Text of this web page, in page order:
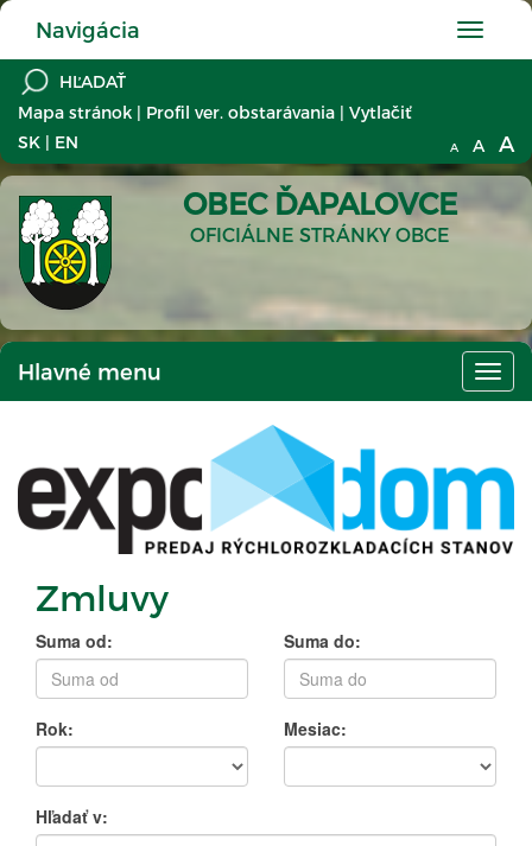
Hlavné
menu
Navigácia
Mapa stránok | Profil ver. obstarávania | Vytlačiť
SK | EN A A A
OBEC ĎAPALOVCE
OFICIÁLNE STRÁNKY OBCE
Hlavné menu
Zmluvy
Suma od: Suma do:
Rok: Mesiac:
Hľadať v: